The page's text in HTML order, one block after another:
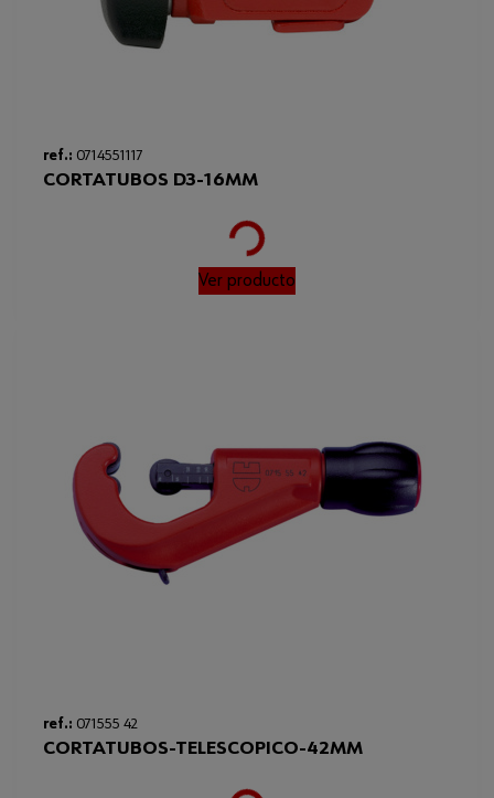
ref.: 0714551117
CORTATUBOS D3-16MM
Loading...
Ver producto
ref.: 071555 42
CORTATUBOS-TELESCOPICO-42MM